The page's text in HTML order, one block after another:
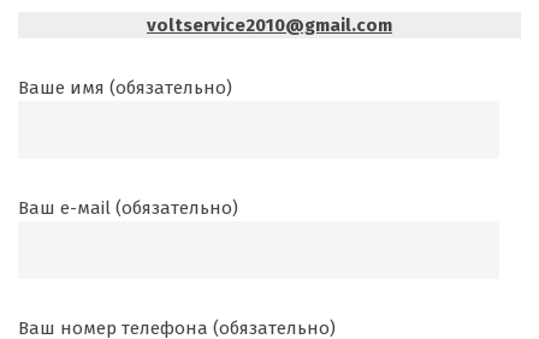
voltservice2010@gmail.com
Ваше имя (обязательно)
Ваш е-маil (обязательно)
Ваш номер телефона (обязательно)